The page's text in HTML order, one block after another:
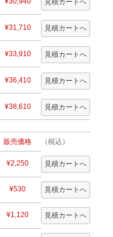
¥31,710
¥33,910
¥36,410
¥38,610
販売価格 （税込）
¥2,250
¥530
¥1,120